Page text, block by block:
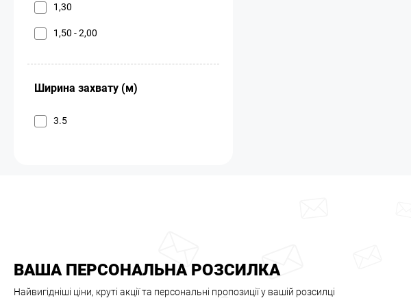
1,30
1,50 - 2,00
Ширина захвату (м)
3.5
ВАША ПЕРСОНАЛЬНА РОЗСИЛКА
Найвигідніші ціни, круті акції та персональні пропозиції у вашій розсилці